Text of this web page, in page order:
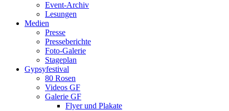
Event-Archiv
Lesungen
Medien
Presse
Presseberichte
Foto-Galerie
Stageplan
Gypsyfestival
80 Rosen
Videos GF
Galerie GF
Flyer und Plakate